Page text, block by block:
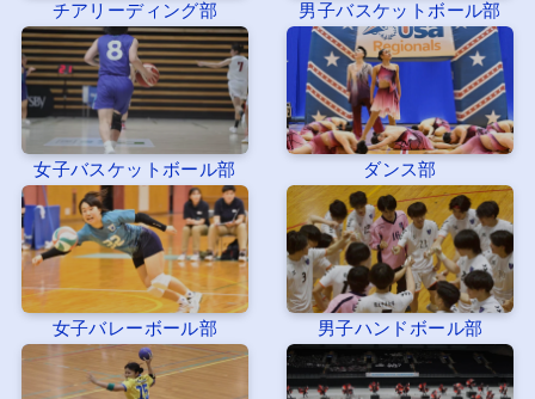
チアリーディング部 男子バスケットボール部
女子バスケットボール部 ダンス部
女子バレーボール部 男子ハンドボール部